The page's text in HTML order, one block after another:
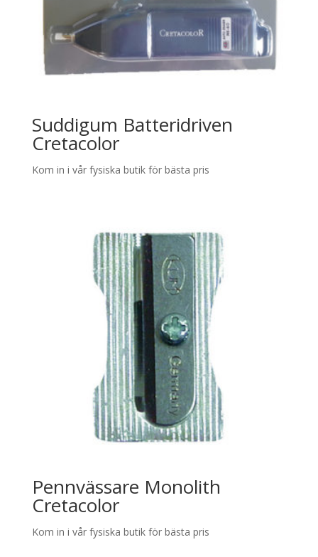
Suddigum Batteridriven
Cretacolor
Kom in i vår fysiska butik för bästa pris
Pennvässare Monolith
Cretacolor
Kom in i vår fysiska butik för bästa pris